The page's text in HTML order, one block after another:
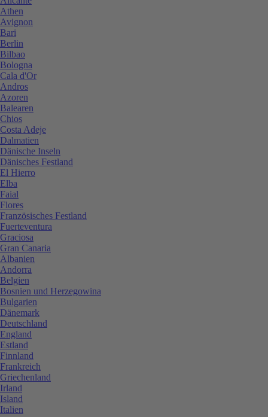
Athen
Avignon
Bari
Berlin
Bilbao
Bologna
Cala d'Or
Andros
Azoren
Balearen
Chios
Costa Adeje
Dalmatien
Dänische Inseln
Dänisches Festland
El Hierro
Elba
Faial
Flores
Französisches Festland
Fuerteventura
Graciosa
Gran Canaria
Albanien
Andorra
Belgien
Bosnien und Herzegowina
Bulgarien
Dänemark
Deutschland
England
Estland
Finnland
Frankreich
Griechenland
Irland
Island
Italien